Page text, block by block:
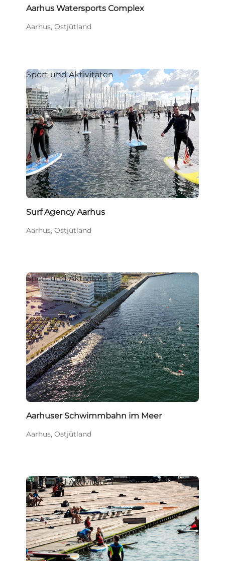
Aarhus Watersports Complex
Aarhus, Ostjütland
Sport und Aktivitäten
Surf Agency Aarhus
Aarhus, Ostjütland
Sport und Aktivitäten
Aarhuser Schwimmbahn im Meer
Aarhus, Ostjütland
Sport und Aktivitäten